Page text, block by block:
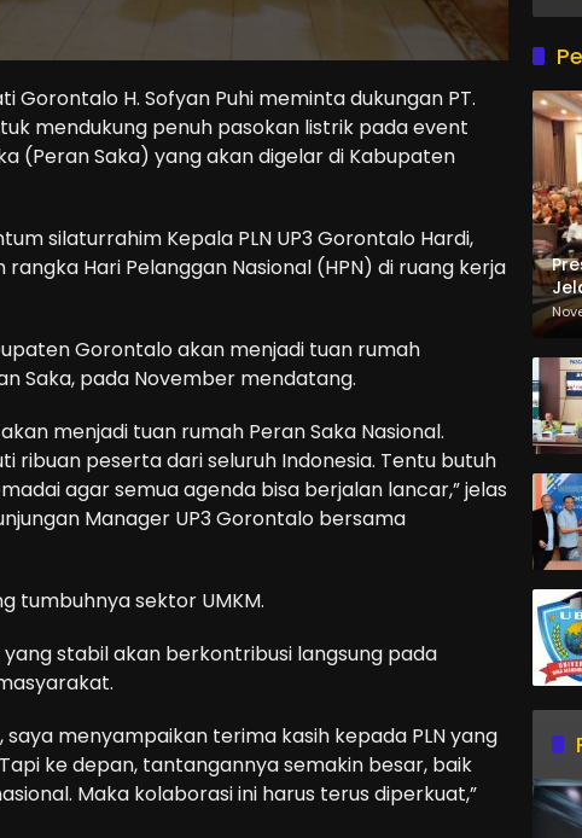
Gorontalo H. Sofyan Puhi meminta dukungan PT.
mendukung penuh pasokan listrik pada event
(Peran Saka) yang akan digelar di Kabupaten
silaturrahim Kepala PLN UP3 Gorontalo Hardi,
Hari Pelanggan Nasional (HPN) di ruang kerja
Gorontalo akan menjadi tuan rumah
Saka, pada November mendatang.
menjadi tuan rumah Peran Saka Nasional.
ribuan peserta dari seluruh Indonesia. Tentu butuh
agar semua agenda bisa berjalan lancar,” jelas
Manager UP3 Gorontalo bersama
tumbuhnya sektor UMKM.
stabil akan berkontribusi langsung pada
menyampaikan terima kasih kepada PLN yang
ke depan, tantangannya semakin besar, baik
Maka kolaborasi ini harus terus diperkuat,”